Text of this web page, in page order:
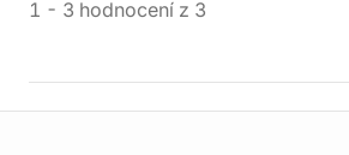
1 - 3 hodnocení z 3